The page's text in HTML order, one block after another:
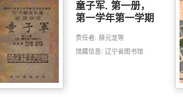
童子军. 第一册，
第一学年第一学期
责任者: 薛元龙等
馆藏信息: 辽宁省图书馆